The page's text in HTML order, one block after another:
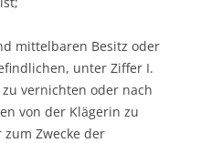
mittelbaren Besitz oder
unter Ziffer I.
vernichten oder nach
von der Klägerin zu
Zwecke der